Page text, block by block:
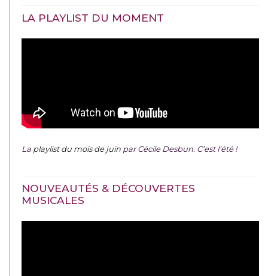
LA PLAYLIST DU MOMENT
La playlist du mois de juin par Cécile Desbun. C’est l’été !
NOUVEAUTÉS & DÉCOUVERTES
MUSICALES